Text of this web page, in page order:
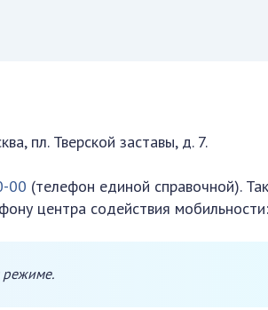
пл. Тверской заставы, д. 7.
00 (телефон единой справочной).
центра содействия мобильности:
режиме.